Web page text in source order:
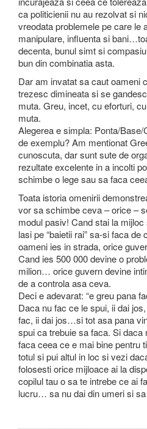
ca politicienii nu au rezolvat si
vreodata problemele pe care le
manipulare, influenta si
decenta, bunul simt si
bun din combinatia asta.
Dar am invatat sa caut oameni
trezesc dimineata si se
muta. Greu, incet, cu eforturi,
muta.
Alegerea e simpla: Ponta/
de exemplu? Am mentionat
cunoscuta, dar sunt sute de
rezultate excelente in a incolti
schimbe o lege sau sa faca
Toata istoria omenirii
vor sa schimbe ceva – orice –
modul pasiv! Cand stai la
lasi pe “baietii rai” sa-si faca de
oameni ies in strada, orice
Cand ies 500 000 devine o
milion… orice guvern devine
de a controla asa ceva.
Deci e adevarat: “e greu pana
Daca nu fac ce le spui, ii dai
fac, ii dai jos…si tot asa pana
spui ca trebuie sa faca. Si
faca ceea ce e mai bine pentru
totul si pui altul in loc si vezi
folosesti orice mijloace ai la
copilul tau o sa te intrebe ce ai
lucru… sa nu dai din umeri si sa